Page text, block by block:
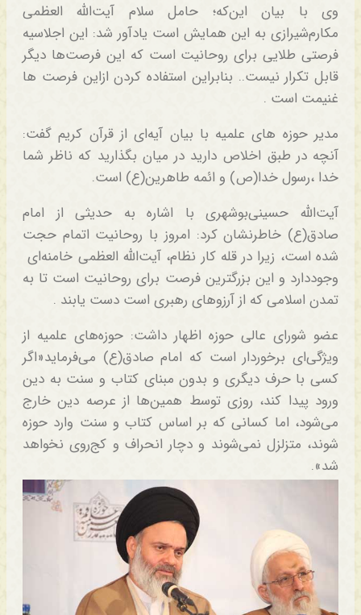
وی با بیان این‌که؛ حامل سلام آیت‌الله العظمی
مکارم‌شیرازی به این همایش است یادآور شد: این اجلاسیه
فرصتی طلایی برای روحانیت است که این فرصت‌ها دیگر
قابل تکرار نیست.. بنابراین استفاده کردن ازاین فرصت‌ ها
غنیمت است .
مدیر حوزه‌ های علمیه با بیان آیه‌ای از قرآن کریم گفت:
آنچه در طبق اخلاص دارید در میان بگذارید که ناظر شما
خدا ،رسول خدا‌(ص) و ائمه‌ طاهرین(ع) است.
آیت‌الله حسینی‌بوشهری با اشاره به حدیثی از امام
صادق‌(ع) خاطرنشان کرد: امروز با روحانیت اتمام حجت
شده است، زیرا در قله کار نظام، آیت‌الله العظمی خامنه‌ای
وجوددارد و این بزرگترین فرصت برای روحانیت است تا به
تمدن اسلامی که از آرزوهای رهبری است دست یابند .
عضو شورای عالی حوزه‌ اظهار داشت: حوزه‌های علمیه از
ویژگی‌ای برخوردار است که امام صادق‌(ع) می‌فرماید«اگر
کسی با حرف دیگری و بدون مبنای کتاب و سنت به دین
ورود پیدا کند، روزی توسط همین‌ها از عرصه دین خارج
می‌شود، اما کسانی که بر اساس کتاب و سنت وارد حوزه
شوند، متزلزل نمی‌شوند و دچار انحراف و کج‌روی نخواهد
شد».